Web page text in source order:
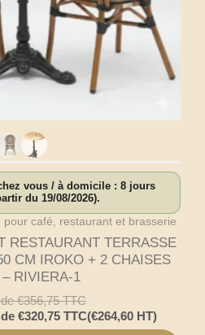
vous / à domicile : 8 jours
du 19/08/2026).
café, restaurant et brasserie
RESTAURANT TERRASSE
CM IROKO + 2 CHAISES
– RIVIERA-1
de€356,75TTC
€320,75TTC(€264,60HT)